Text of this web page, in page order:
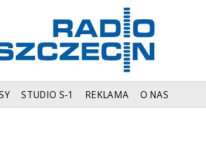
STUDIO S-1 REKLAMA O NAS